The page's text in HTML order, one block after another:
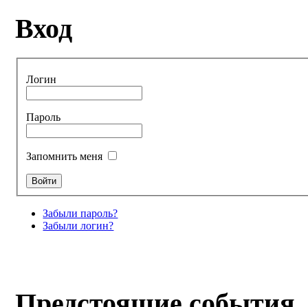
Вход
Логин
Пароль
Запомнить меня
Забыли пароль?
Забыли логин?